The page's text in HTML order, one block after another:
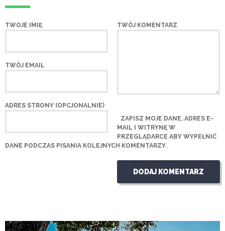
TWÓJ KOMENTARZ
TWOJE IMIĘ
TWÓJ EMAIL
ADRES STRONY (OPCJONALNIE)
ZAPISZ MOJE DANE, ADRES E-
MAIL I WITRYNĘ W
PRZEGLĄDARCE ABY WYPEŁNIĆ
DANE PODCZAS PISANIA KOLEJNYCH KOMENTARZY.